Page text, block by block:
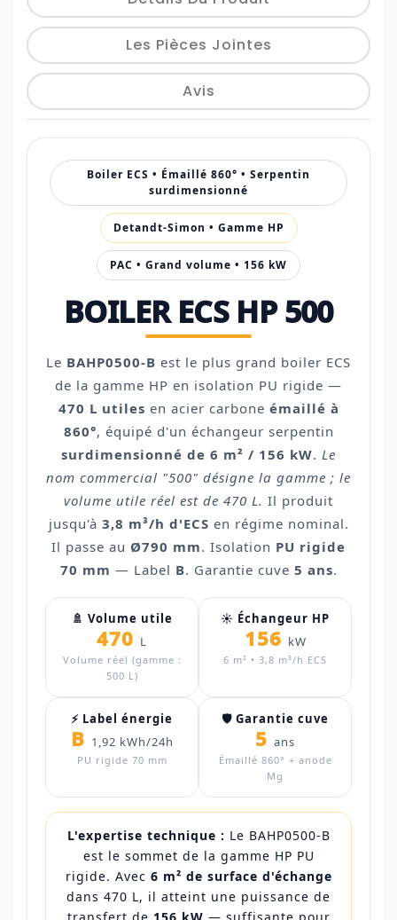
Les Pièces Jointes
Avis
Boiler ECS • Émaillé 860° • Serpentin
surdimensionné
Detandt-Simon • Gamme HP
PAC • Grand volume • 156 kW
BOILER ECS HP 500
Le BAHP0500-B est le plus grand boiler ECS
de la gamme HP en isolation PU rigide —
470 L utiles en acier carbone émaillé à
860°, équipé d'un échangeur serpentin
surdimensionné de 6 m² / 156 kW. Le
nom commercial "500" désigne la gamme ; le
volume utile réel est de 470 L. Il produit
jusqu'à 3,8 m³/h d'ECS en régime nominal.
Il passe au Ø790 mm. Isolation PU rigide
70 mm — Label B. Garantie cuve 5 ans.
🚿 Volume utile
470 L
Volume réel (gamme :
500 L)
☀️ Échangeur HP
156 kW
6 m² • 3,8 m³/h ECS
⚡ Label énergie
B 1,92 kWh/24h
PU rigide 70 mm
🛡️ Garantie cuve
5 ans
Émaillé 860° + anode
Mg
L'expertise technique : Le BAHP0500-B
est le sommet de la gamme HP PU
rigide. Avec 6 m² de surface d'échange
dans 470 L, il atteint une puissance de